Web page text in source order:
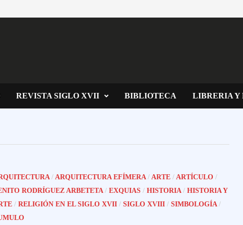
REVISTA SIGLO XVII BIBLIOTECA LIBRERIA Y
/ ARQUITECTURA EFÍMERA/ ARTE/ ARTÍCULO/
RODRÍGUEZ ARBETETA/ EXQUIAS/ HISTORIA/ HISTORIA Y
/ RELIGIÓN EN EL SIGLO XVII/ SIGLO XVIII/ SIMBOLOGÍA/